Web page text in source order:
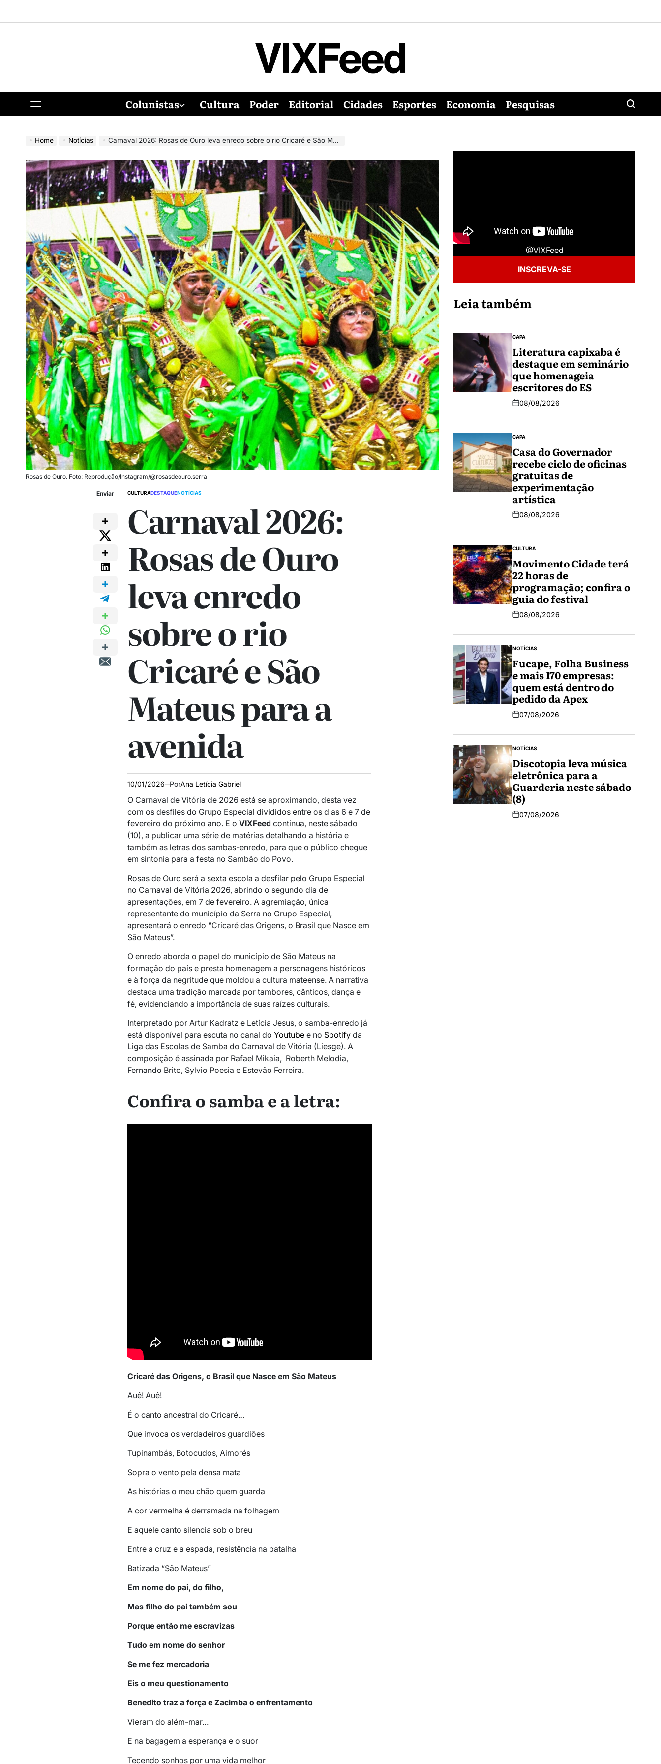
Colunistas Cultura Poder Editorial Cidades Esportes Economia Pesquisas
Home Notícias Carnaval 2026: Rosas de Ouro leva enredo sobre o rio Cricaré e São Mateus para a avenida
Rosas de Ouro. Foto: Reprodução/Instagram/@rosasdeouro.serra
Enviar CULTURADESTAQUENOTÍCIAS
Carnaval 2026:
Rosas de Ouro
leva enredo
sobre o rio
Cricaré e São
Mateus para a
avenida
10/01/2026 PorAna Letícia Gabriel
O Carnaval de Vitória de 2026 está se aproximando, desta vez
com os desfiles do Grupo Especial divididos entre os dias 6 e 7 de
fevereiro do próximo ano. E o VIXFeed continua, neste sábado
(10), a publicar uma série de matérias detalhando a história e
também as letras dos sambas-enredo, para que o público chegue
em sintonia para a festa no Sambão do Povo.
Rosas de Ouro será a sexta escola a desfilar pelo Grupo Especial
no Carnaval de Vitória 2026, abrindo o segundo dia de
apresentações, em 7 de fevereiro. A agremiação, única
representante do município da Serra no Grupo Especial,
apresentará o enredo “Cricaré das Origens, o Brasil que Nasce em
São Mateus”.
O enredo aborda o papel do município de São Mateus na
formação do país e presta homenagem a personagens históricos
e à força da negritude que moldou a cultura mateense. A narrativa
destaca uma tradição marcada por tambores, cânticos, dança e
fé, evidenciando a importância de suas raízes culturais.
Interpretado por Artur Kadratz e Letícia Jesus, o samba-enredo já
está disponível para escuta no canal do Youtubee no Spotifyda
Liga das Escolas de Samba do Carnaval de Vitória (Liesge). A
composição é assinada por Rafael Mikaia, Roberth Melodia,
Fernando Brito, Sylvio Poesia e Estevão Ferreira.
Confira o samba e a letra:
Cricaré das Origens, o Brasil que Nasce em São Mateus
Auê! Auê!
É o canto ancestral do Cricaré…
Que invoca os verdadeiros guardiões
Tupinambás, Botocudos, Aimorés
Sopra o vento pela densa mata
As histórias o meu chão quem guarda
A cor vermelha é derramada na folhagem
E aquele canto silencia sob o breu
Entre a cruz e a espada, resistência na batalha
Batizada “São Mateus”
Em nome do pai, do filho,
Mas filho do pai também sou
Porque então me escravizas
Tudo em nome do senhor
Se me fez mercadoria
Eis o meu questionamento
Benedito traz a força e Zacimba o enfrentamento
Vieram do além-mar…
E na bagagem a esperança e o suor
Tecendo sonhos por uma vida melhor
@VIXFeed
INSCREVA-SE
Leia também
CAPA
Literatura capixaba é
destaque em seminário
que homenageia
escritores do ES
08/08/2026
CAPA
Casa do Governador
recebe ciclo de oficinas
gratuitas de
experimentação
artística
08/08/2026
CULTURA
Movimento Cidade terá
22 horas de
programação; confira o
guia do festival
08/08/2026
NOTÍCIAS
Fucape, Folha Business
e mais 170 empresas:
quem está dentro do
pedido da Apex
07/08/2026
NOTÍCIAS
Discotopia leva música
eletrônica para a
Guarderia neste sábado
(8)
07/08/2026